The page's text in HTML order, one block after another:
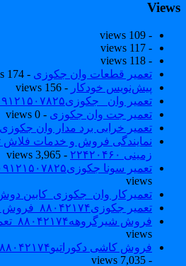
- 109 views
- 117 views
- 118 views
تعمیر قطعات وان جکوزی - 174 views
پیش‌نویس خودکار- 156 views
تعمیر وان _جکوزی۰۹۱۲۱۵۰۷۸۲۵
views
تعمیر جت وان جکوزی - 0 views
تعمیر خرابی برد مدار وان جکوزی - 0 views
نمایندگی فروش و خدمات فلاش
زمینی ۲۲۴۲۰۴۶۰
- 3,965 views
تعمیر سونا جکوزی۰۹۱۲۱۵۰۷۸۲۵#| Sauna | Jacuzzi
views
تعمیرکار وان_جکوزی_کابین دوشviews
تعمیر جکوزی۸۸۰۴۲۱۷۴_فروش وان جکوزی
فروش شیرگروهه۸۸۰۴۲۱۷۴_تعمیر شیرگروهه
views
فروش کاشی دکوراتیو۸۸۰۴۲۱۷۴_فروش کاشی بین کابینتی